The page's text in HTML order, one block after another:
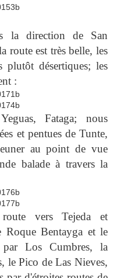
la direction de San
route est très belle, les
plutôt désertiques; les
:
Fataga; nous
et pentues de Tunte,
au point de vue
balade à travers la
vers Tejeda et
Roque Bentayga et le
Los Cumbres, la
le Pico de Las Nieves,